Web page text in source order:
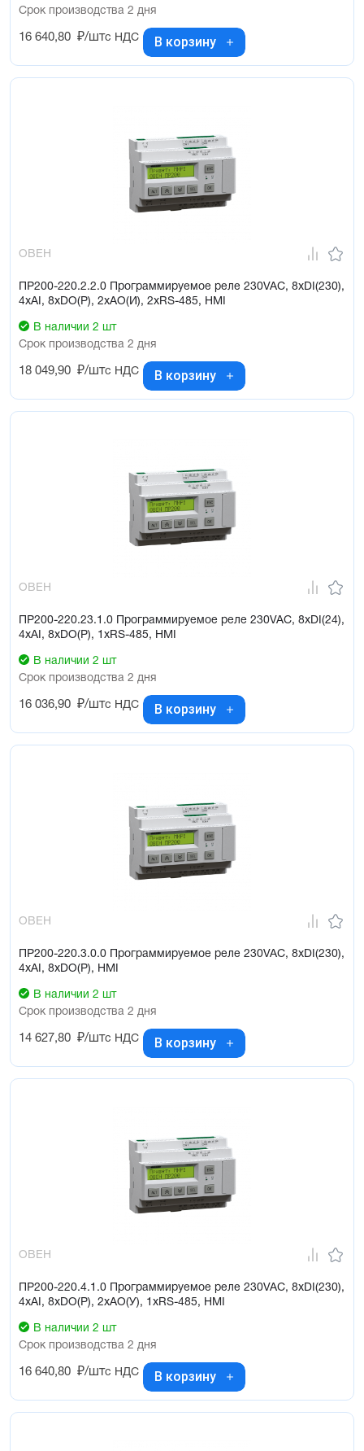
Срок производства 2 дня
16 640,80 ₽/штс НДС В корзину
ОВЕН
ПР200-220.2.2.0 Программируемое реле 230VAC, 8xDI(230),
4xAI, 8xDO(Р), 2xAO(И), 2xRS-485, HMI
В наличии 2 шт
Срок производства 2 дня
18 049,90 ₽/штс НДС В корзину
ОВЕН
ПР200-220.23.1.0 Программируемое реле 230VAC, 8xDI(24),
4xAI, 8xDO(Р), 1xRS-485, HMI
В наличии 2 шт
Срок производства 2 дня
16 036,90 ₽/штс НДС В корзину
ОВЕН
ПР200-220.3.0.0 Программируемое реле 230VAC, 8xDI(230),
4xAI, 8xDO(Р), HMI
В наличии 2 шт
Срок производства 2 дня
14 627,80 ₽/штс НДС В корзину
ОВЕН
ПР200-220.4.1.0 Программируемое реле 230VAC, 8xDI(230),
4xAI, 8xDO(Р), 2xAO(У), 1xRS-485, HMI
В наличии 2 шт
Срок производства 2 дня
16 640,80 ₽/штс НДС В корзину